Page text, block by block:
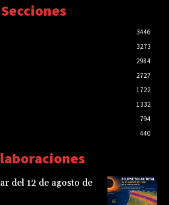
Secciones
3446
3273
2984
2727
1722
1332
794
440
del 12 de agosto de